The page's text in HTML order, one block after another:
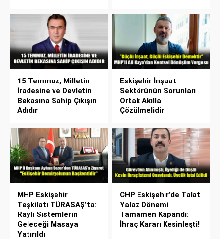
15 Temmuz, Milletin
İradesine ve Devletin
Bekasına Sahip Çıkışın
Adıdır
Eskişehir İnşaat
Sektörünün Sorunları
Ortak Akılla
Çözülmelidir
MHP Eskişehir
Teşkilatı TÜRASAŞ’ta:
Raylı Sistemlerin
Geleceği Masaya
Yatırıldı
CHP Eskişehir’de Talat
Yalaz Dönemi
Tamamen Kapandı:
İhraç Kararı Kesinleşti!